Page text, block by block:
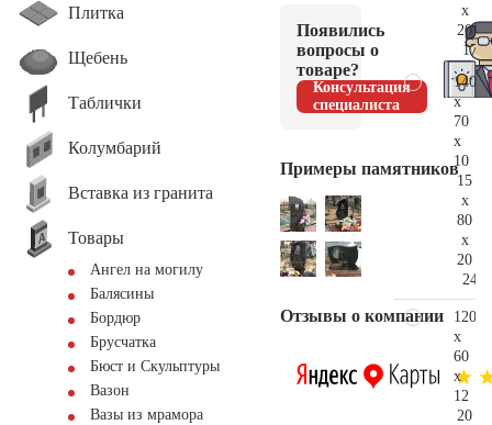
Плитка
Щебень
Таблички
Колумбарий
Вставка из гранита
Товары
Ангел на могилу
Балясины
Бордюр
Брусчатка
Бюст и Скульптуры
Вазон
Вазы из мрамора
Появились
вопросы о
товаре?
Консультация
специалиста
Примеры памятников
Отзывы о компании
x
20
140
x
70
x
10
15
x
80
x
20
120
x
60
x
12
20